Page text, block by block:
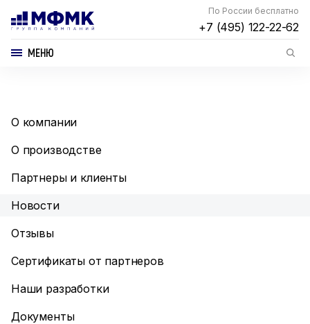
По России бесплатно
+7 (495) 122-22-62
МЕНЮ
О компании
О производстве
Партнеры и клиенты
Новости
Отзывы
Сертификаты от партнеров
Наши разработки
Документы